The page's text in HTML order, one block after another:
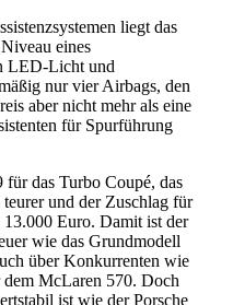
liegt das
eines
LED-Licht und
nur vier Airbags, den
aber nicht mehr als eine
für Spurführung
das Turbo Coupé, das
und der Zuschlag für
Euro. Damit ist der
wie das Grundmodell
über Konkurrenten wie
McLaren 570. Doch
ist wie der Porsche